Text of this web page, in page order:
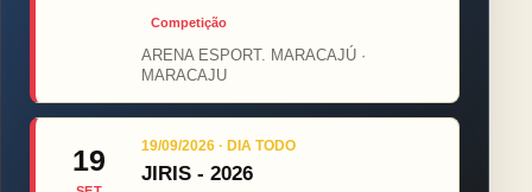
Competição
ARENA ESPORT. MARACAJÚ ·
MARACAJU
19 19/09/2026 · DIA TODO
JIRIS - 2026